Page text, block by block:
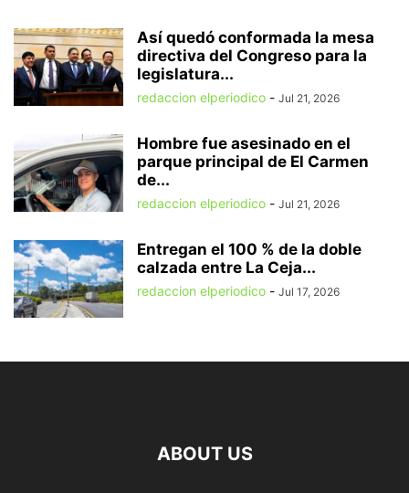
Así quedó conformada la mesa
directiva del Congreso para la
legislatura...
redaccion elperiodico - Jul 21, 2026
Hombre fue asesinado en el
parque principal de El Carmen
de...
redaccion elperiodico - Jul 21, 2026
Entregan el 100 % de la doble
calzada entre La Ceja...
redaccion elperiodico - Jul 17, 2026
ABOUT US